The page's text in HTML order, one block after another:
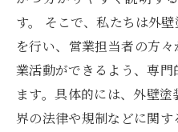
す。 そこで、私たちは外
を行い、営業担当者の方
業活動ができるよう、専
ます。具体的には、外壁
界の法律や規制などに関